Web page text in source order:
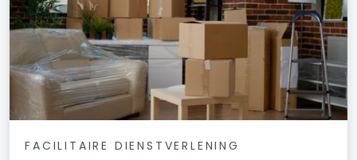
FACILITAIRE DIENSTVERLENING